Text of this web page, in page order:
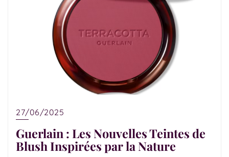
27/06/2025
Guerlain : Les Nouvelles Teintes de
Blush Inspirées par la Nature